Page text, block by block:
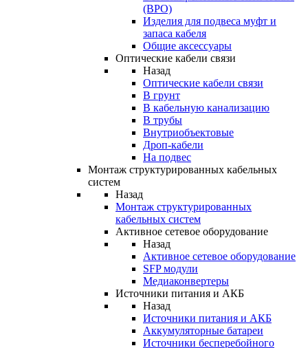
(ВРО)
Изделия для подвеса муфт и
запаса кабеля
Общие аксессуары
Оптические кабели связи
Назад
Оптические кабели связи
В грунт
В кабельную канализацию
В трубы
Внутриобъектовые
Дроп-кабели
На подвес
Монтаж структурированных кабельных
систем
Назад
Монтаж структурированных
кабельных систем
Активное сетевое оборудование
Назад
Активное сетевое оборудование
SFP модули
Медиаконвертеры
Источники питания и АКБ
Назад
Источники питания и АКБ
Аккумуляторные батареи
Источники бесперебойного